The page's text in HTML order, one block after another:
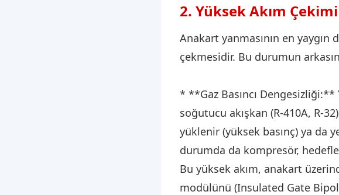
2. Yüksek Akım
Anakart yanmasının en
çekmesidir. Bu durumun
* **Gaz Basıncı
soğutucu akışkan (R-410A, R-
yüklenir (yüksek basınç) ya da
durumda da kompresör,
Bu yüksek akım, anakart
modülünü (Insulated Gate